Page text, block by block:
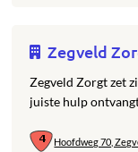
Zegveld
Zegveld Zorgt zet
juiste hulp
Hoofdweg 70,